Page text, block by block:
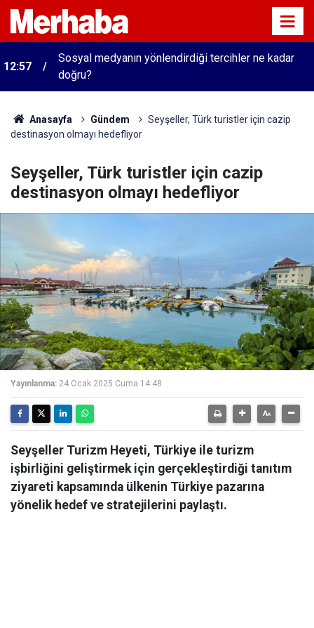
12:57
Sosyal medyanın yönlendirdiği tercihler ne kadar
doğru?
Anasayfa Gündem
Seyşeller, Türk turistler için cazip
destinasyon olmayı hedefliyor
Seyşeller, Türk turistler için cazip
destinasyon olmayı hedefliyor
Yayınlanma: 24 Ocak 2025 Cuma 14:48
Seyşeller Turizm Heyeti, Türkiye ile turizm
işbirliğini geliştirmek için gerçekleştirdiği tanıtım
ziyareti kapsamında ülkenin Türkiye pazarına
yönelik hedef ve stratejilerini paylaştı.